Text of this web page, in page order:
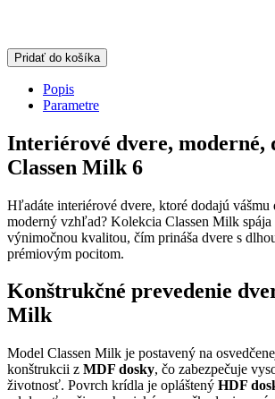
Pridať do košíka
Popis
Parametre
Interiérové dvere, moderné,
Classen Milk 6
Hľadáte interiérové dvere, ktoré dodajú vášmu
moderný vzhľad? Kolekcia Classen Milk spája
výnimočnou kvalitou, čím prináša dvere s
prémiovým pocitom.
Konštrukčné prevedenie
Milk
Model Classen Milk je postavený na
konštrukcii z MDF dosky, čo zabezpečuje
životnosť. Povrch krídla je opláštený HDF